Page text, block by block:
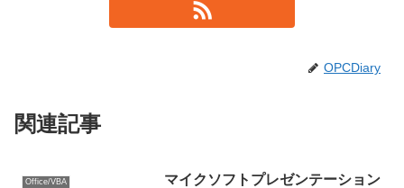
OPCDiary
関連記事
Office/VBA
マイクソフトプレゼンテーション